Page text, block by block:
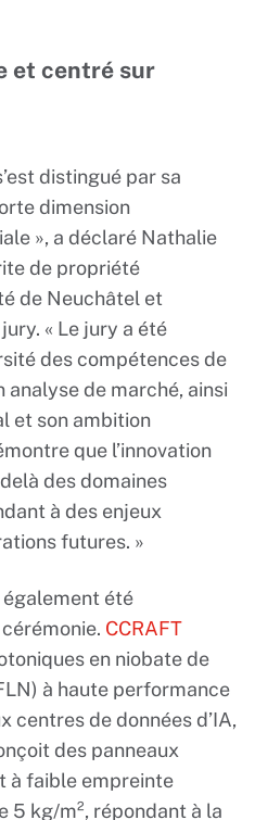
et centré sur
distingué par sa
dimension
», a déclaré Nathalie
de propriété
de Neuchâtel et
« Le jury a été
des compétences de
analyse de marché, ainsi
et son ambition
que l’innovation
des domaines
à des enjeux
futures. »
été
CCRAFT
en niobate de
à haute performance
centres de données d’IA,
des panneaux
à faible empreinte
5 kg/m², répondant à la